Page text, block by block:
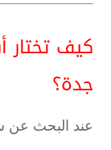
كيف
جدة؟
عند البحث